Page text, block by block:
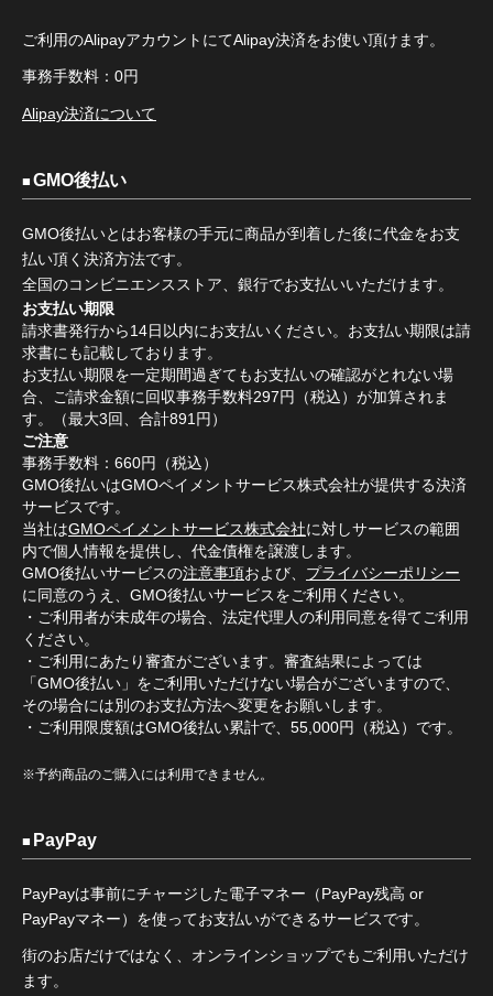
ご利用のAlipayアカウントにてAlipay決済をお使い頂けます。
事務手数料：0円
Alipay決済について
GMO後払い
GMO後払いとはお客様の手元に商品が到着した後に代金をお支
払い頂く決済方法です。
全国のコンビニエンスストア、銀行でお支払いいただけます。
お支払い期限
請求書発行から14日以内にお支払いください。お支払い期限は請
求書にも記載しております。
お支払い期限を一定期間過ぎてもお支払いの確認がとれない場
合、ご請求金額に回収事務手数料297円（税込）が加算されま
す。（最大3回、合計891円）
ご注意
事務手数料：660円（税込）
GMO後払いはGMOペイメントサービス株式会社が提供する決済
サービスです。
当社はGMOペイメントサービス株式会社に対しサービスの範囲
内で個人情報を提供し、代金債権を譲渡します。
GMO後払いサービスの注意事項および、 プライバシーポリシー
に同意のうえ、GMO後払いサービスをご利用ください。
・ご利用者が未成年の場合、法定代理人の利用同意を得てご利用
ください。
・ご利用にあたり審査がございます。審査結果によっては
「GMO後払い」をご利用いただけない場合がございますので、
その場合には別のお支払方法へ変更をお願いします。
・ご利用限度額はGMO後払い累計で、55,000円（税込）です。
※予約商品のご購入には利用できません。
PayPay
PayPayは事前にチャージした電子マネー（PayPay残高 or
PayPayマネー）を使ってお支払いができるサービスです。
街のお店だけではなく、オンラインショップでもご利用いただけ
ます。